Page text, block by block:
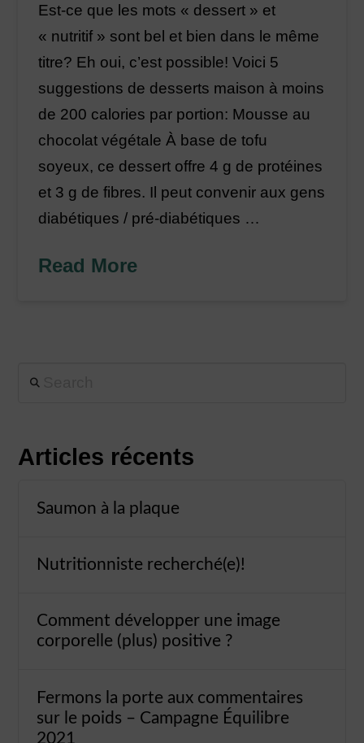
Est-ce que les mots « dessert » et
« nutritif » sont bel et bien dans le même
titre? Eh oui, c’est possible! Voici 5
suggestions de desserts maison à moins
de 200 calories par portion: Mousse au
chocolat végétale À base de tofu
soyeux, ce dessert offre 4 g de protéines
et 3 g de fibres. Il peut convenir aux gens
diabétiques / pré-diabétiques …
Read More
Search
Articles récents
Saumon à la plaque
Nutritionniste recherché(e)!
Comment développer une image
corporelle (plus) positive ?
Fermons la porte aux commentaires
sur le poids – Campagne Équilibre
2021